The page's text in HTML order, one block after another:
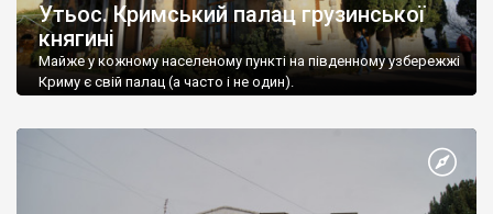
Утьос. Кримський палац грузинської
княгині
Майже у кожному населеному пункті на південному узбережжі
Криму є свій палац (а часто і не один).